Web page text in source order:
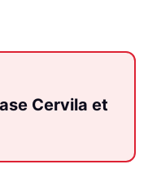
Cervila et